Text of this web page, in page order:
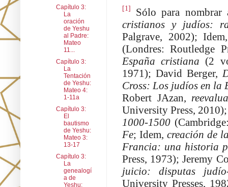
[1]
Sólo para
cristianos y judíos:
Palgrave, 2002);
(Londres: Routledge
España cristiana (2
1971); David Berger,
Cross: Los judíos en la
Robert JAzan,
University Press,
1000-1500
Fe; Idem, creación de
Francia: una historia
Press, 1973); Jeremy
juicio: disputas
University Presses,
Capítulo 3:
La
oración
de Yeshu
al Padre:
Mateo
11...
Capítulo 3:
La
Tentación
de Yeshu:
Mateo 4:
1-11a
Capítulo 3:
El
bautismo
de Yeshu:
Mateo 3:
13-17
Capítulo 3:
La
genealogí
a de
Yeshu: